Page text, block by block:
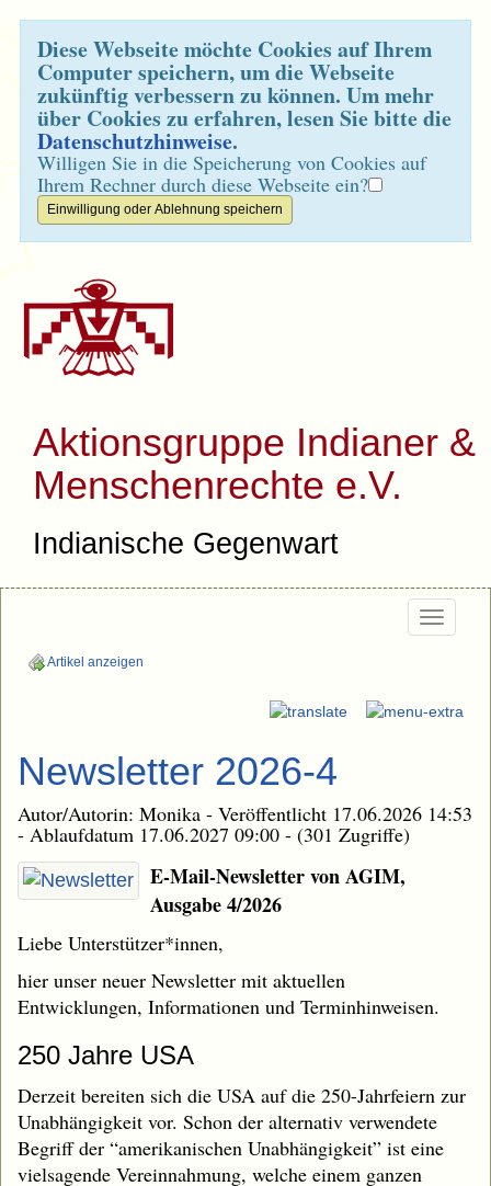
Diese Webseite möchte Cookies auf Ihrem
Computer speichern, um die Webseite
zukünftig verbessern zu können. Um mehr
über Cookies zu erfahren, lesen Sie bitte die
Datenschutzhinweise.
Willigen Sie in die Speicherung von Cookies auf
Ihrem Rechner durch diese Webseite ein?
Aktionsgruppe Indianer &
Menschenrechte e.V.
Indianische Gegenwart
Artikel anzeigen
Newsletter 2026-4
Autor/Autorin: Monika - Veröffentlicht 17.06.2026 14:53
- Ablaufdatum 17.06.2027 09:00 - (301 Zugriffe)
E-Mail-Newsletter von AGIM,
Ausgabe 4/2026
Liebe Unterstützer*innen,
hier unser neuer Newsletter mit aktuellen
Entwicklungen, Informationen und Terminhinweisen.
250 Jahre USA
Derzeit bereiten sich die USA auf die 250-Jahrfeiern zur
Unabhängigkeit vor. Schon der alternativ verwendete
Begriff der “amerikanischen Unabhängigkeit” ist eine
vielsagende Vereinnahmung, welche einem ganzen